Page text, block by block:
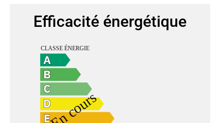
Efficacité énergétique